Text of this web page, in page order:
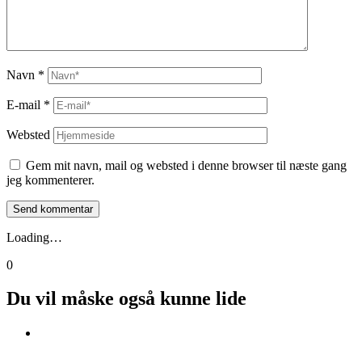
Navn *
E-mail *
Websted
Gem mit navn, mail og websted i denne browser til næste gang
jeg kommenterer.
Loading…
0
Du vil måske også kunne lide